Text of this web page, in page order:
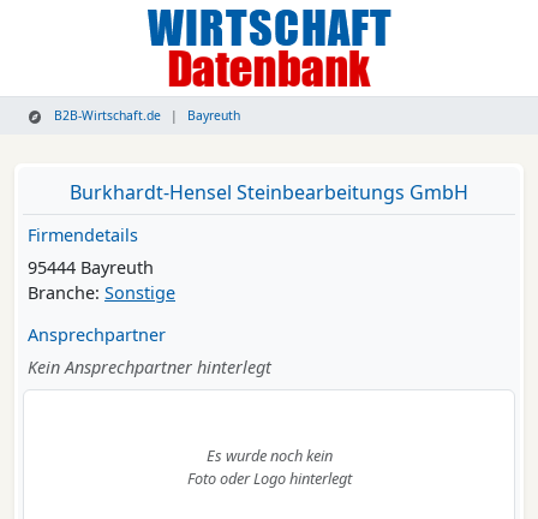
B2B-Wirtschaft.de Bayreuth
Burkhardt-Hensel Steinbearbeitungs GmbH
Firmendetails
95444 Bayreuth
Branche: Sonstige
Ansprechpartner
Kein Ansprechpartner hinterlegt
Es wurde noch kein
Foto oder Logo hinterlegt